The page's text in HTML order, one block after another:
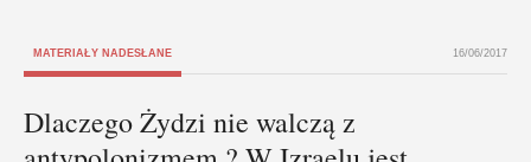
MATERIAŁY NADESŁANE 16/06/2017
Dlaczego Żydzi nie walczą z